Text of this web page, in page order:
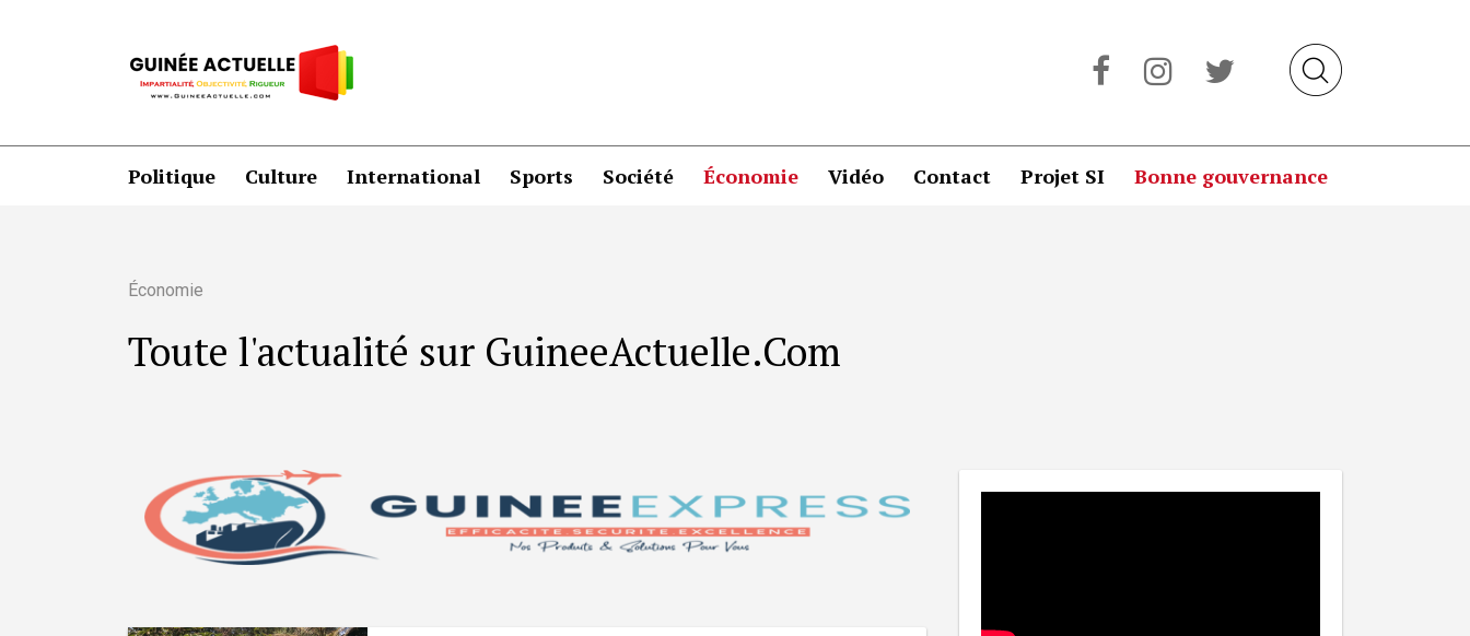
Politique Culture International Sports Société Économie Vidéo Contact Projet SI Bonne gouvernance
Économie
Toute l'actualité sur GuineeActuelle.Com